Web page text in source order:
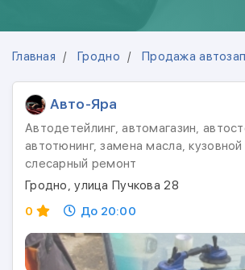
Главная Гродно Продажа
Авто-Яра
Автодетейлинг, автомагазин,
автотюнинг, замена масла, кузовной
слесарный ремонт
Гродно, улица Пучкова 28
0
До 20:00